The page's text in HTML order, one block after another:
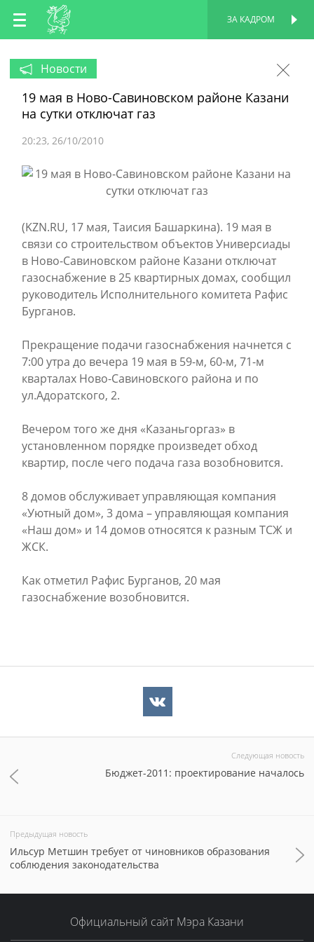
RU
EN
ЗА КАДРОМ
Новости
19 мая в Ново-Савиновском районе Казани
на сутки отключат газ
20:23 26/10/2010
(KZN.RU, 17 мая, Таисия Башаркина). 19 мая в
связи со строительством объектов Универсиады
в Ново-Савиновском районе Казани отключат
газоснабжение в 25 квартирных домах, сообщил
руководитель Исполнительного комитета Рафис
Бурганов.
Прекращение подачи газоснабжения начнется с
7:00 утра до вечера 19 мая в 59-м, 60-м, 71-м
кварталах Ново-Савиновского района и по
ул.Адоратского, 2.
Вечером того же дня «Казаньгоргаз» в
установленном порядке произведет обход
квартир, после чего подача газа возобновится.
8 домов обслуживает управляющая компания
«Уютный дом», 3 дома – управляющая компания
«Наш дом» и 14 домов относятся к разным ТСЖ и
ЖСК.
Как отметил Рафис Бурганов, 20 мая
газоснабжение возобновится.
Следующая новость
Бюджет-2011: проектирование началось
Предыдущая новость
Ильсур Метшин требует от чиновников образования
соблюдения законодательства
Официальный сайт Мэра Казани
ПЕРСОНАЛЬНАЯ